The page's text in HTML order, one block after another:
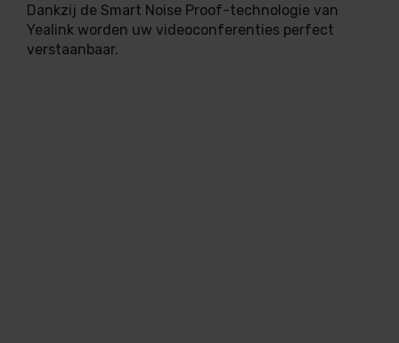
Dankzij de Smart Noise Proof-technologie van
Yealink worden uw videoconferenties perfect
verstaanbaar.